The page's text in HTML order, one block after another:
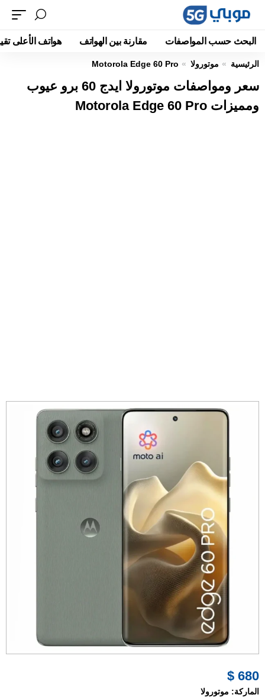
البحث حسب المواصفات مقارنة بين الهواتف هواتف الأعلى
الرئيسية موتورولا Motorola Edge 60 Pro
سعر ومواصفات موتورولا ايدج 60 برو عيوب
ومميزات Motorola Edge 60 Pro
680 $
الماركة: موتورولا